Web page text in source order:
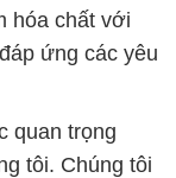
hóa chất với
ứng các yêu
quan trọng
tôi. Chúng tôi